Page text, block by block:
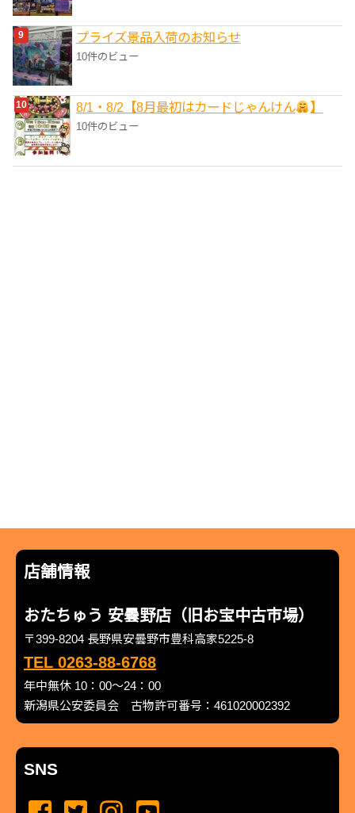
プライズ景品入荷のお知らせ
10件のビュー
8/1・8/2【8月最初はカードじゃんけん 】
10件のビュー
店舗情報
おたちゅう 安曇野店（旧お宝中古市場）
〒399-8204 長野県安曇野市豊科高家5225-8
TEL 0263-88-6768
年中無休 10：00～24：00
新潟県公安委員会 古物許可番号：461020002392
SNS